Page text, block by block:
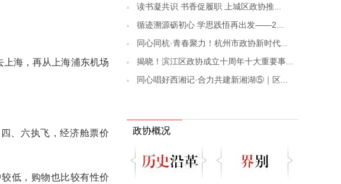
海，再从上海浦东机场
、六执飞，经济舱票价
低，购物也比较有性价
读书凝共识 书香促履职 上城区政协推...
循迹溯源砺初心 学思践悟再出发——2...
同心同杭·青春聚力！杭州市政协新时代...
揭晓！滨江区政协成立十周年十大重要事...
同心唱好西湘记·合力共建新湘湖⑤｜区...
政协概况